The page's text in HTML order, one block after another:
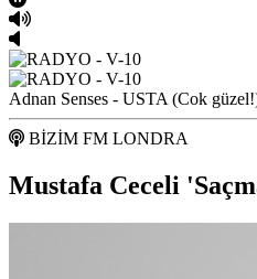
Adnan Senses - USTA (Cok
BİZİM FM LONDRA
Mustafa Ceceli